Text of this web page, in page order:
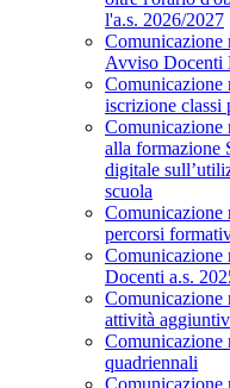
l'a.s. 2026/2027
Comunicazione
Avviso Docenti
Comunicazione
iscrizione classi
Comunicazione
alla formazione
digitale
scuola
Comunicazione
percorsi
Comunicazione
Docenti a.s.
Comunicazione
attività
Comunicazione
quadriennali